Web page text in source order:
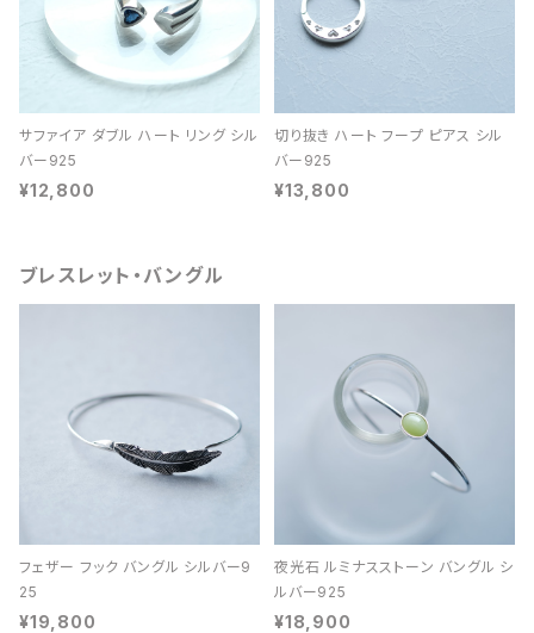
サファイア ダブル ハート リング シル
バー925
¥12,800
切り抜き ハート フープ ピアス シル
バー925
¥13,800
ブレスレット・バングル
フェザー フック バングル シルバー9
25
¥19,800
夜光石 ルミナスストーン バングル シ
ルバー925
¥18,900